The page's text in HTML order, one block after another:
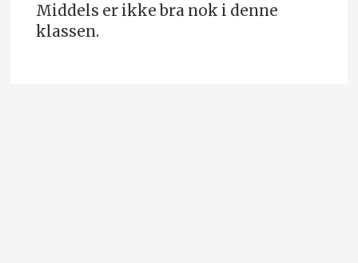
Middels er ikke bra nok i denne
klassen.